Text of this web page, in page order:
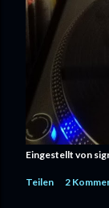
Eingestellt von
Teilen 2